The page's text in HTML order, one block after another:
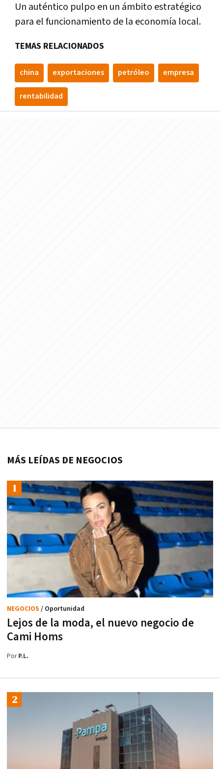
Un auténtico pulpo en un ámbito estratégico
para el funcionamiento de la economía local.
TEMAS RELACIONADOS
china exportaciones petróleo empresa
rentabilidad
MÁS LEÍDAS DE NEGOCIOS
Lejos de la moda, el nuevo negocio de
Cami Homs
NEGOCIOS / Oportunidad
PorP.L.